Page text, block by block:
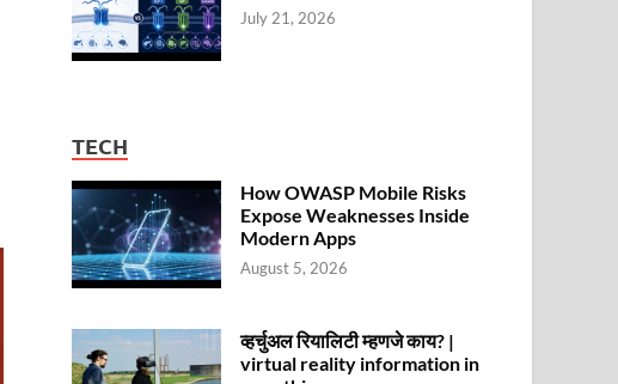
July 21, 2026
TECH
How OWASP Mobile Risks
Expose Weaknesses Inside
Modern Apps
August 5, 2026
व्हर्चुअल रियालिटी म्हणजे काय? |
virtual reality information in